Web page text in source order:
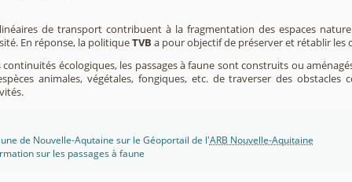
de transport contribuent à la fragmentation des espaces
En réponse, la politiqueTVB a pour objectif de préserver et rétablir les
écologiques, les passages à faune sont construits ou
animales, végétales, fongiques, etc. de traverser des
de Nouvelle-Aqutaine sur le Géoportail de l'ARB Nouvelle-Aquitaine
sur les passages à faune